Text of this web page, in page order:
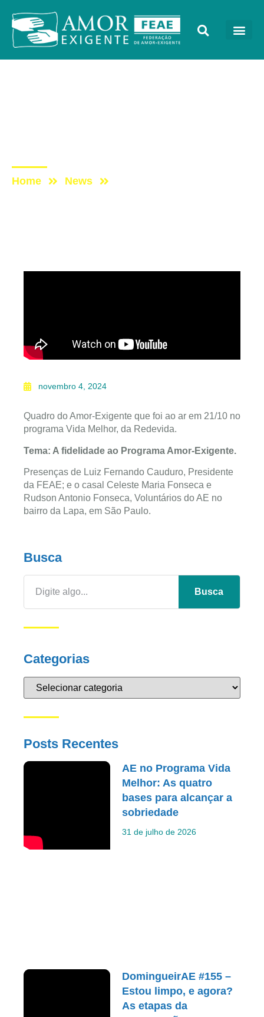
Home News
novembro 4, 2024
Quadro do Amor-Exigente que foi ao ar em 21/10 no
programa Vida Melhor, da Redevida.
Tema: A fidelidade ao Programa Amor-Exigente.
Presenças de Luiz Fernando Cauduro, Presidente
da FEAE; e o casal Celeste Maria Fonseca e
Rudson Antonio Fonseca, Voluntários do AE no
bairro da Lapa, em São Paulo.
Busca
Busca
Categorias
Posts Recentes
AE no Programa Vida
Melhor: As quatro
bases para alcançar a
sobriedade
31 de julho de 2026
DomingueirAE #155 –
Estou limpo, e agora?
As etapas da